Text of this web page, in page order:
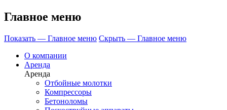
Главное меню
Показать — Главное меню Скрыть — Главное меню
О компании
Аренда
Аренда
Отбойные молотки
Компрессоры
Бетоноломы